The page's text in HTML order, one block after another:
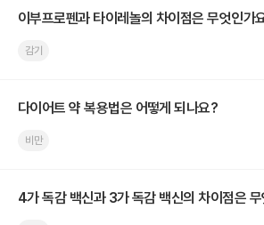
이부프로펜과 타이레놀의 차이점은 무엇인가
감기
다이어트 약 복용법은 어떻게 되나요?
비만
4가 독감 백신과 3가 독감 백신의 차이점은